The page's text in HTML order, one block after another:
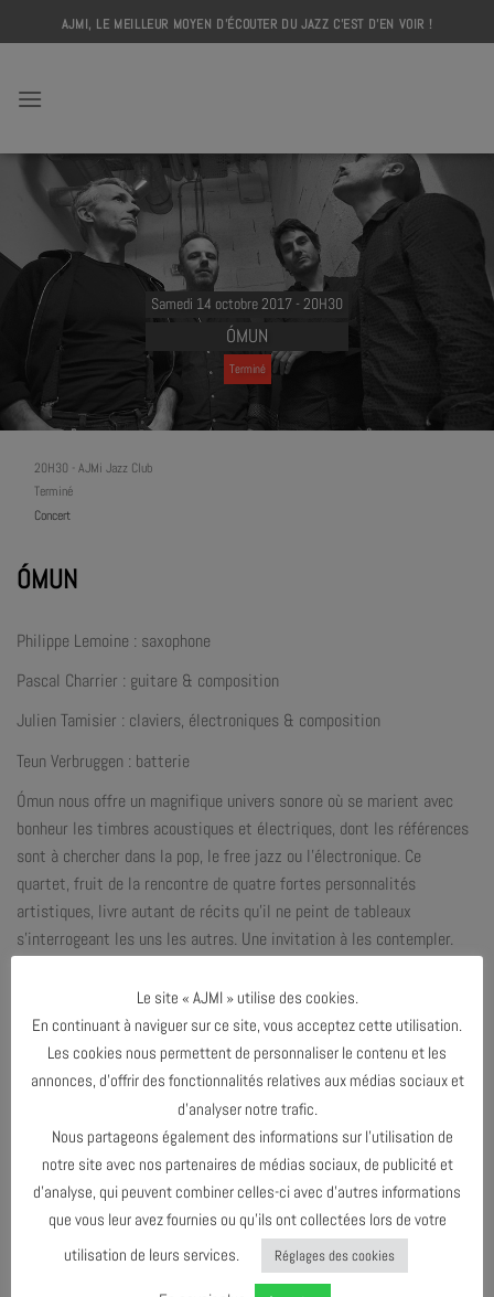
to
AJMI, LE MEILLEUR MOYEN D'ÉCOUTER DU JAZZ C'EST D'EN VOIR !
Samedi 14 octobre 2017 - 20H30
ÓMUN
Terminé
20H30 - AJMi Jazz Club
Terminé
Concert
ÓMUN
Philippe Lemoine : saxophone
Pascal Charrier : guitare & composition
Julien Tamisier : claviers, électroniques & composition
Teun Verbruggen : batterie
Ómun nous offre un magnifique univers sonore où se marient avec
bonheur les timbres acoustiques et électriques, dont les références
sont à chercher dans la pop, le free jazz ou l’électronique. Ce
quartet, fruit de la rencontre de quatre fortes personnalités
artistiques, livre autant de récits qu’il ne peint de tableaux
s’interrogeant les uns les autres. Une invitation à les contempler.
Alpes-Côte d’Azur, Le Département de Vaucluse, la Spedidam, l’Adami
et la Copie Privée.
MASTER CLASS du groupe de 14h à 17h, à l’ajmi jazz club, sur
PARTAGER & COMMENTER
Le site « AJMI » utilise des cookies.
En continuant à naviguer sur ce site, vous acceptez cette utilisation.
Les cookies nous permettent de personnaliser le contenu et les
annonces, d’offrir des fonctionnalités relatives aux médias sociaux et
d’analyser notre trafic.
Nous partageons également des informations sur l’utilisation de
notre site avec nos partenaires de médias sociaux, de publicité et
d’analyse, qui peuvent combiner celles-ci avec d’autres informations
que vous leur avez fournies ou qu’ils ont collectées lors de votre
utilisation de leurs services.
Réglages des cookies